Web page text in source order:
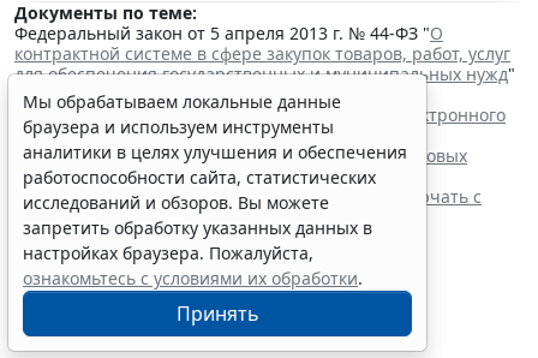
Документы по теме:
Федеральный закон от 5 апреля 2013 г. № 44-ФЗ "О
контрактной системе в сфере закупок товаров, работ, услуг
для обеспечения государственных и муниципальных нужд"
Читайте также:
Процедуру заключения контракта по итогам электронного
запроса котировок уточнят
ФАС России рассказала об особенностях внеплановых
проверок заказчиков по 44-ФЗ
Контракты по однородным товарам можно заключать с
одним и тем же едпоставщиком
При оценке заявок нужно учитывать системы
налогообложения участников
Мы обрабатываем локальные данные
браузера и используем инструменты
аналитики в целях улучшения и обеспечения
работоспособности сайта, статистических
исследований и обзоров. Вы можете
запретить обработку указанных данных в
настройках браузера. Пожалуйста,
ознакомьтесь с условиями их обработки.
Принять